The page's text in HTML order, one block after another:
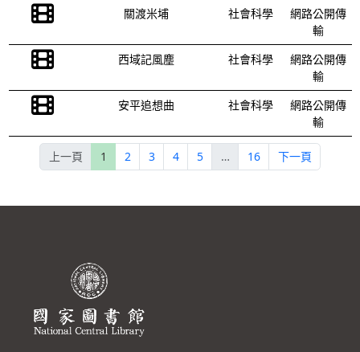
關渡米埔
社會科學
網路公開傳
輸
西域記風塵
社會科學
網路公開傳
輸
安平追想曲
社會科學
網路公開傳
輸
上一頁 1 2 3 4 5 … 16 下一頁